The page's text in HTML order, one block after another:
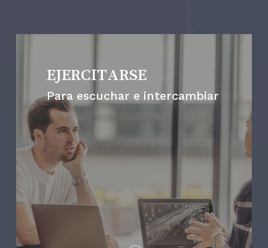
EJERCITARSE
Para escuchar e intercambiar